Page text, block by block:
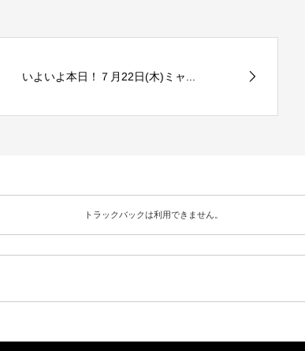
いよいよ本日！７月22日(木)ミャ...
トラックバックは利用できません。